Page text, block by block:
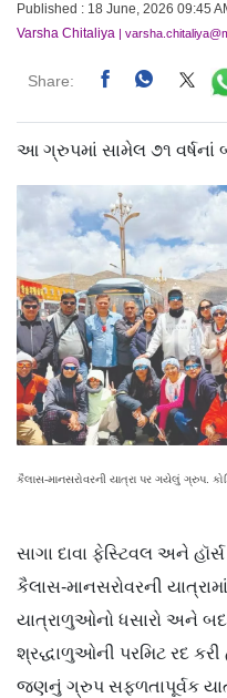
Published : 18 June, 2026 09:45
Varsha Chitaliya |
Share:
આ ગ્રુપમાં સામેલ ૭૧ વર્ષનાં
કૈલાસ-માનસરોવરની યાત્રા પર ગયેલું ગ્રુપ.
સાગા દાવા ફેસ્ટિવલ અને
કૈલાસ-માનસરોવરની
યાત્રાળુઓનો ધસારો અને
શ્રદ્ધાળુઓની પરમિટ રદ
જણનું ગ્રુપ સફળતાપૂર્વક